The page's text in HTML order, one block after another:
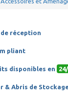
réception
pliant
disponibles en
& Abris de